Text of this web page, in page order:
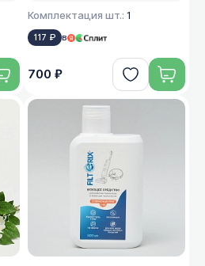
Комплектация шт.: 1
117 ₽ в
700 ₽